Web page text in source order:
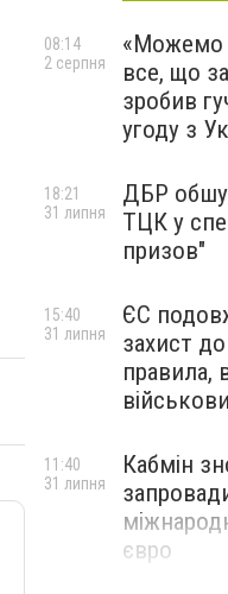
«Можемо
все, що
зробив
угоду з
08:14
2 серпня
ДБР
ТЦК у
призов"
18:21
31 липня
ЄС
захист
правила,
15:40
31 липня
Кабмін
євро
11:40
31 липня